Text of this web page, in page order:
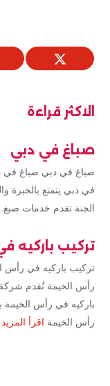
الاكثر قراءة
صباغ في دبي
صباغ في دبي صباغ في
في دبي يتمتع بالخبرة
الجنة تقدم خدمات
تركيب باركيه
تركيب باركيه في رأس
رأس الخيمة تُقدم
باركيه في رأس الخيمة
رأس الخيمة اقرأ المزيد